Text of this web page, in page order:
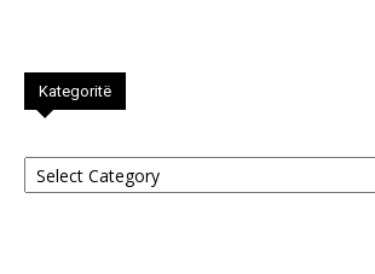
Kategoritë
Kategoritë